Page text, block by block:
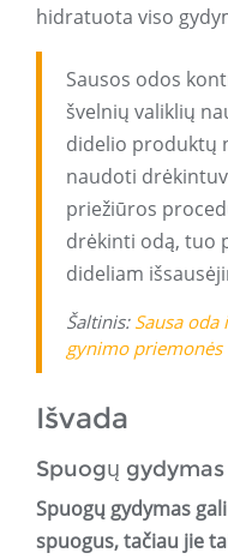
hidratuota viso
Sausos odos
švelnių valiklių
didelio produktų
naudoti
priežiūros
drėkinti odą, tuo
dideliam
Šaltinis: Sausa
gynimo priemonės
Išvada
Spuogų
Spuogų gydymas
spuogus, tačiau jie